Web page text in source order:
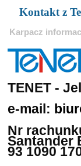
Kontakt z
Karpacz
TENET -
e-mail:
Nr
Santander
93 1090